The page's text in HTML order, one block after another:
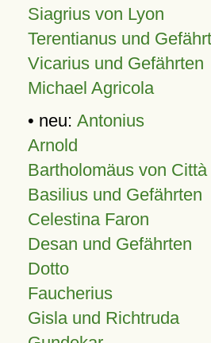
Siagrius von Lyon
Terentianus und
Vicarius und Gefährten
Michael Agricola
• neu: Antonius
Arnold
Bartholomäus von
Basilius und Gefährten
Celestina Faron
Desan und Gefährten
Dotto
Faucherius
Gisla und Richtruda